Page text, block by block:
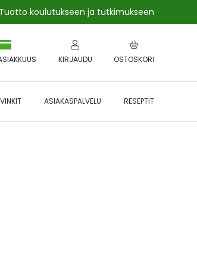
Tuotto koulutukseen ja tutkimukseen
OSTOSKORI
KIRJAUDU
VINKIT ASIAKASPALVELU RESEPTIT